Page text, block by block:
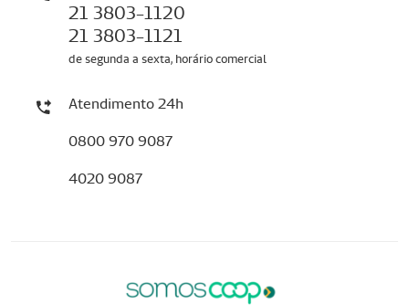
21 3803-1120
21 3803-1121
de segunda a sexta, horário comercial
Atendimento 24h
0800 970 9087
4020 9087